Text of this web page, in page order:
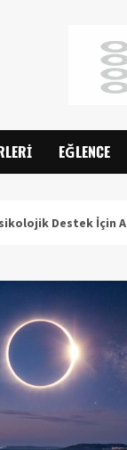
EĞLENCE
İçin Aile